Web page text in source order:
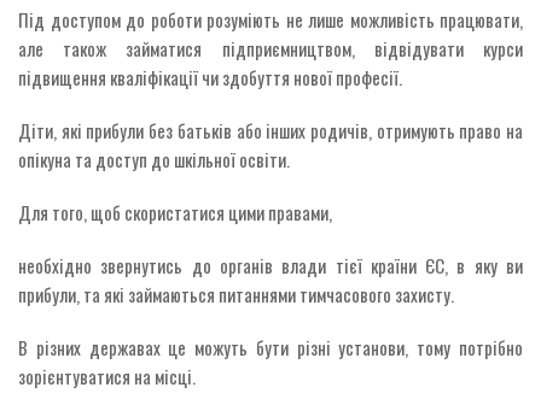
Під доступом до роботи розуміють не лише можливість працювати,
але також займатися підприємництвом, відвідувати курси
підвищення кваліфікації чи здобуття нової професії.
Діти, які прибули без батьків або інших родичів, отримують право на
опікуна та доступ до шкільної освіти.
Для того, щоб скористатися цими правами,
необхідно звернутись до органів влади тієї країни ЄС, в яку ви
прибули, та які займаються питаннями тимчасового захисту.
В різних державах це можуть бути різні установи, тому потрібно
зорієнтуватися на місці.